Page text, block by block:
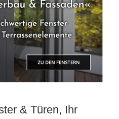
& Türen, Ihr